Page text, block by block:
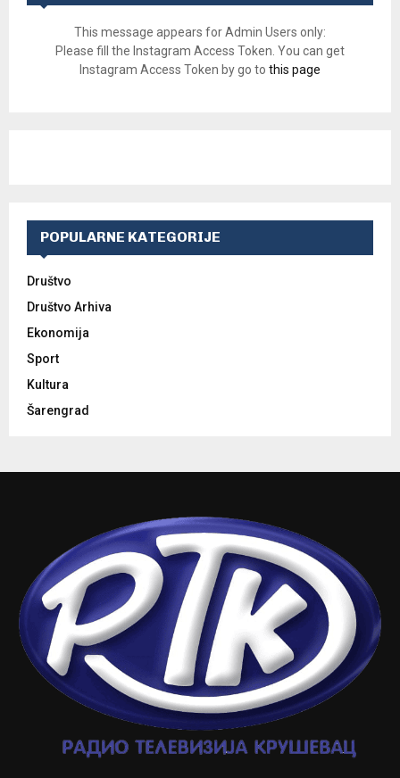
This message appears for Admin Users only:
Please fill the Instagram Access Token. You can get
Instagram Access Token by go to this page
POPULARNE KATEGORIJE
Društvo
Društvo Arhiva
Ekonomija
Sport
Kultura
Šarengrad